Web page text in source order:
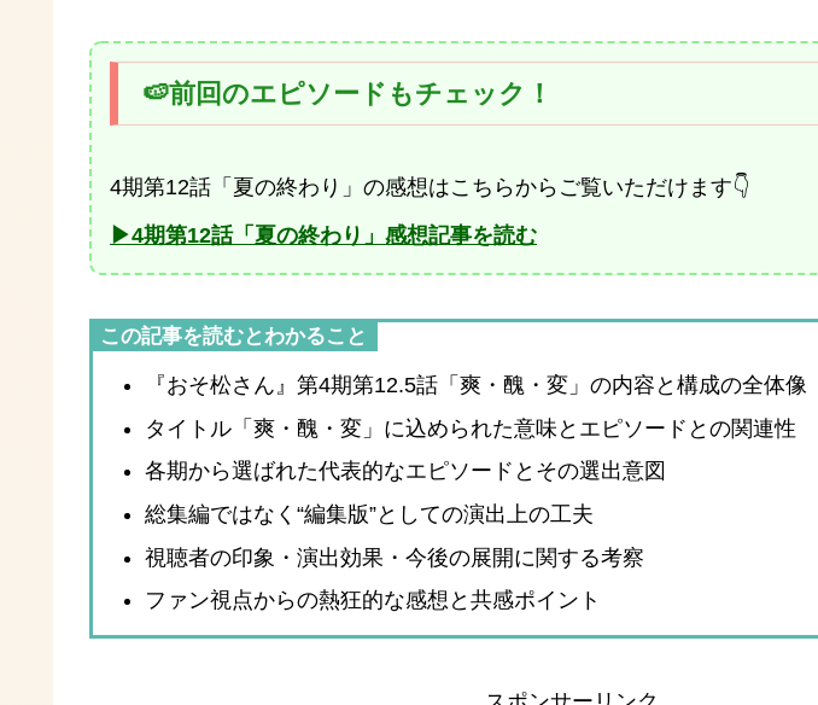
🍉前回のエピソードもチェック！
4期第12話「夏の終わり」の感想はこちらからご覧いただけます👇
▶4期第12話「夏の終わり」感想記事を読む
この記事を読むとわかること
『おそ松さん』第4期第12.5話「爽・醜・変」の内容と構成の全体像
タイトル「爽・醜・変」に込められた意味とエピソードとの関連性
各期から選ばれた代表的なエピソードとその選出意図
総集編ではなく“編集版”としての演出上の工夫
視聴者の印象・演出効果・今後の展開に関する考察
ファン視点からの熱狂的な感想と共感ポイント